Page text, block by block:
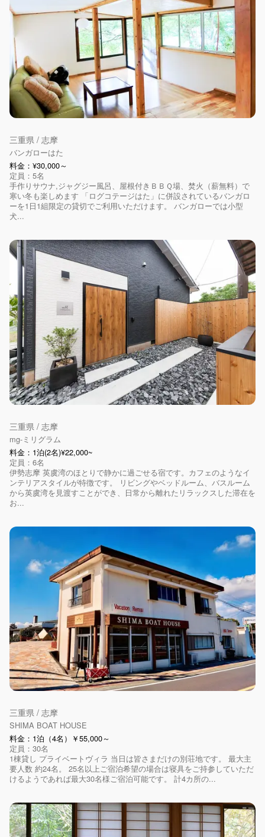
三重県 / 志摩
バンガローはた
料金：¥30,000～
定員：5名
手作りサウナ,ジャグジー風呂、屋根付きＢＢＱ場、焚火（薪無料）で
寒い冬も楽しめます 「ログコテージはた」に併設されているバンガロ
ーを1日1組限定の貸切でご利用いただけます。 バンガローでは小型
犬...
三重県 / 志摩
mg-ミリグラム
料金：1泊(2名)¥22,000~
定員：6名
伊勢志摩 英虞湾のほとりで静かに過ごせる宿です。カフェのようなイ
ンテリアスタイルが特徴です。 リビングやベッドルーム、バスルーム
から英虞湾を見渡すことができ、日常から離れたリラックスした滞在を
お...
三重県 / 志摩
SHIMA BOAT HOUSE
料金：1泊（4名）￥55,000～
定員：30名
1棟貸し プライベートヴィラ 当日は皆さまだけの別荘地です。 最大主
要人数 約24名。 25名以上ご宿泊希望の場合は寝具をご持参していただ
けるようであれば最大30名様ご宿泊可能です。 計4カ所の...